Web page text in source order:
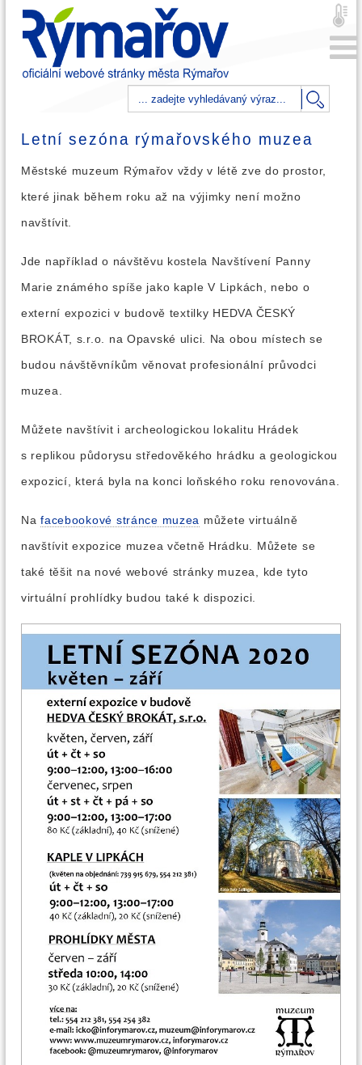
Letní sezóna rýmařovského muzea
Městské muzeum Rýmařov vždy v létě zve do prostor,
které jinak během roku až na výjimky není možno
navštívit.
Jde například o návštěvu kostela Navštívení Panny
Marie známého spíše jako kaple V Lipkách, nebo o
externí expozici v budově textilky HEDVA ČESKÝ
BROKÁT, s.r.o. na Opavské ulici. Na obou místech se
budou návštěvníkům věnovat profesionální průvodci
muzea.
Můžete navštívit i archeologickou lokalitu Hrádek
s replikou půdorysu středověkého hrádku a geologickou
expozicí, která byla na konci loňského roku renovována.
Nafacebookové stránce muzea můžete virtuálně
navštívit expozice muzea včetně Hrádku. Můžete se
také těšit na nové webové stránky muzea, kde tyto
virtuální prohlídky budou také k dispozici.